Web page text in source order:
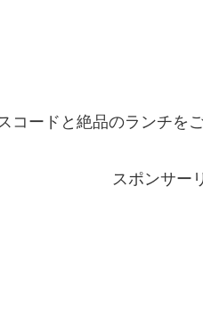
コードと絶品のランチを
スポンサー